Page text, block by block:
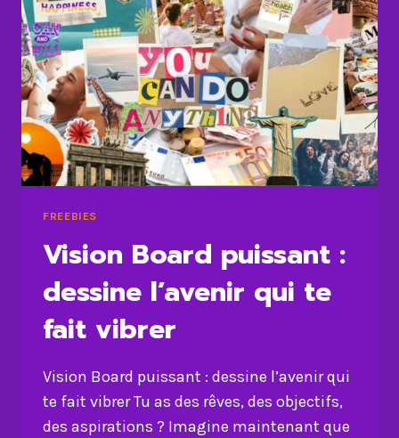
FREEBIES
Vision Board puissant :
dessine l’avenir qui te
fait vibrer
Vision Board puissant : dessine l’avenir qui
te fait vibrer Tu as des rêves, des objectifs,
des aspirations ? Imagine maintenant que